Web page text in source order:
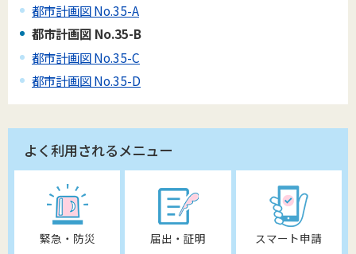
都市計画図 No.35-A
都市計画図 No.35-B
都市計画図 No.35-C
都市計画図 No.35-D
よく利用されるメニュー
緊急・防災 届出・証明 スマート申請